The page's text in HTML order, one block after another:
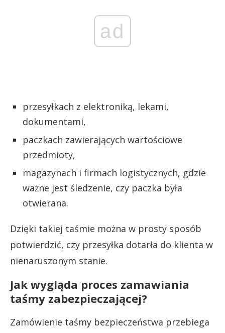
ad
przesyłkach z elektroniką, lekami,
dokumentami,
paczkach zawierających wartościowe
przedmioty,
magazynach i firmach logistycznych, gdzie
ważne jest śledzenie, czy paczka była
otwierana.
Dzięki takiej taśmie można w prosty sposób
potwierdzić, czy przesyłka dotarła do klienta w
nienaruszonym stanie.
Jak wygląda proces zamawiania
taśmy zabezpieczającej?
Zamówienie taśmy bezpieczeństwa przebiega